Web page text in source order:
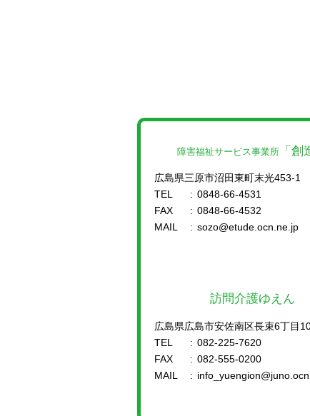
障害福祉サービス事業所 「創
広島県三原市沼田東町末光453-1
TEL
: 0848-66-4531
FAX
: 0848-66-4532
MAIL
: sozo@etude.ocn.ne.jp
訪問介護ゆえん
広島県広島市安佐南区長束6丁目
TEL
: 082-225-7620
FAX
: 082-555-0200
MAIL
: